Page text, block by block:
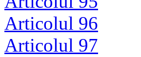
Articolul 96
Articolul 97